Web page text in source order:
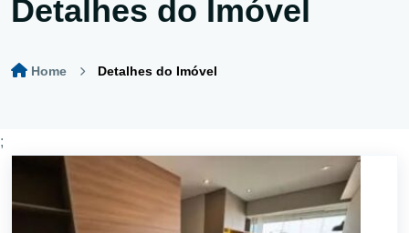
Detalhes do Imóvel
Home Detalhes do Imóvel
;